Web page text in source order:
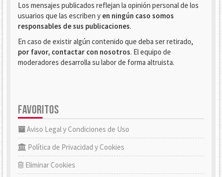
Los mensajes publicados reflejan la opinión personal de los
usuarios que las escriben y en ningún caso somos
responsables de sus publicaciones.
En caso de existir algún contenido que deba ser retirado,
por favor, contactar con nosotros. El equipo de
moderadores desarrolla su labor de forma altruista.
FAVORITOS
Aviso Legal y Condiciones de Uso
Política de Privacidad y Cookies
Eliminar Cookies